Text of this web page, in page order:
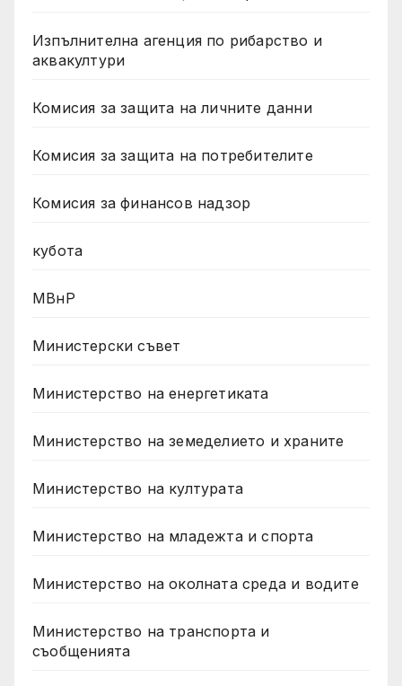
Изпълнителна агенция по рибарство и
аквакултури
Комисия за защита на личните данни
Комисия за защита на потребителите
Комисия за финансов надзор
кубота
МВнР
Министерски съвет
Министерство на енергетиката
Министерство на земеделието и храните
Министерство на културата
Министерство на младежта и спорта
Министерство на околната среда и водите
Министерство на транспорта и
съобщенията